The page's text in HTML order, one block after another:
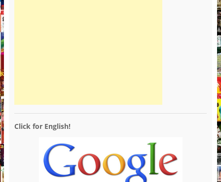
Click for English!